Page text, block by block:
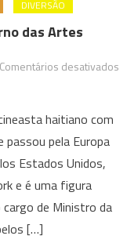
DIVERSÃO
das Artes
Comentários desativados
haitiano com
passou pela Europa
Estados Unidos,
e é uma figura
de Ministro da
[…]